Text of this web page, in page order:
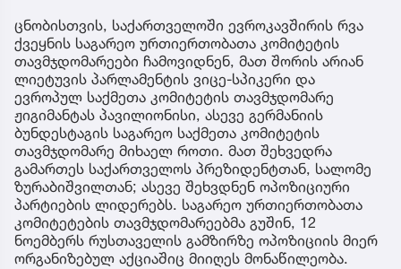
ცნობისთვის, საქართველოში ევროკავშირის რვა
ქვეყნის საგარეო ურთიერთობათა კომიტეტის
თავმჯდომარეები ჩამოვიდნენ, მათ შორის არიან
ლიეტუვის პარლამენტის ვიცე-სპიკერი და
ევროპულ საქმეთა კომიტეტის თავმჯდომარე
ჟიგიმანტას პავილიონისი, ასევე გერმანიის
ბუნდესტაგის საგარეო საქმეთა კომიტეტის
თავმჯდომარე მიხაელ როთი. მათ შეხვედრა
გამართეს საქართველოს პრეზიდენტთან, სალომე
ზურაბიშვილთან; ასევე შეხვდნენ ოპოზიციური
პარტიების ლიდერებს. საგარეო ურთიერთობათა
კომიტეტების თავმჯდომარეებმა გუშინ, 12
ნოემბერს რუსთაველის გამზირზე ოპოზიციის მიერ
ორგანიზებულ აქციაშიც მიიღეს მონაწილეობა.